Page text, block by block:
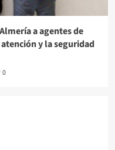
a agentes de
y la seguridad
0